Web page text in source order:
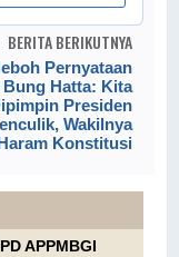
BERITA BERIKUTNYA
Pernyataan
Hatta: Kita
Presiden
Wakilnya
Konstitusi
APPMBGI